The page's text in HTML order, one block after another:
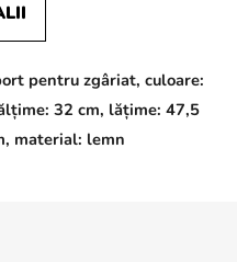
pentru zgâriat, culoare:
32 cm, lățime: 47,5
material: lemn